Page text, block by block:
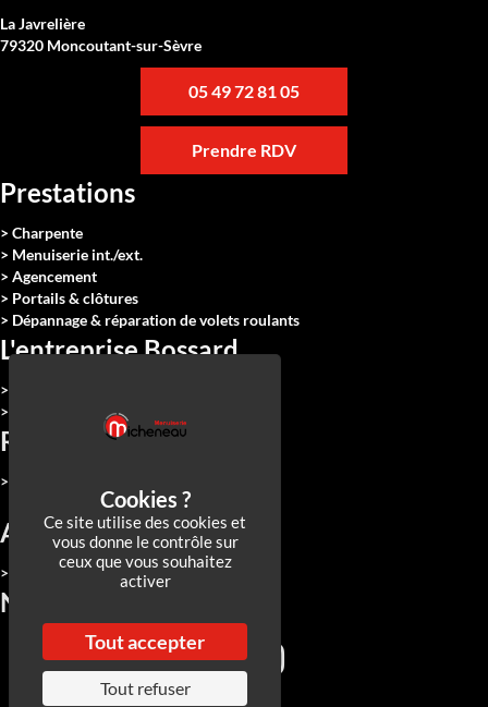
La Javrelière
79320 Moncoutant-sur-Sèvre
05 49 72 81 05
Prendre RDV
Prestations
> Charpente
> Menuiserie int./ext.
> Agencement
> Portails & clôtures
> Dépannage & réparation de volets roulants
L'entreprise Bossard
> Qui sommes-nous
> Nous rejoindre
Réalisations
> Toutes nos réalisations
Actualités
> Toutes nos actualités
Nos réseaux
Ce site utilise des cookies et
vous donne le contrôle sur
ceux que vous souhaitez
activer
Tout accepter
Tout refuser